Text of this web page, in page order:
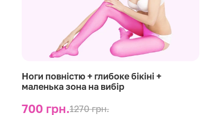
Ноги повністю + глибоке бікіні +
маленька зона на вибір
700 грн.1270 грн.